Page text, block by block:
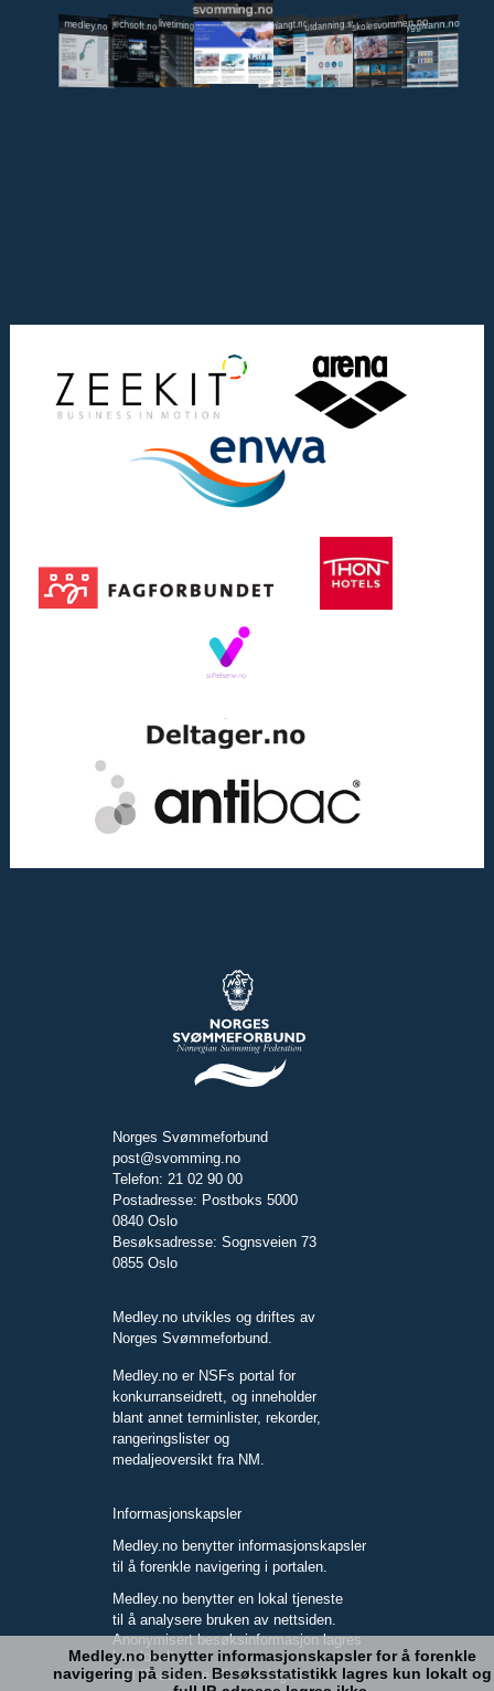
medley.no jechsoft.nolivetiming.medley.no
svomming.no
svomlangt.noutdanning.svomming.no
skolesvommen.notryggivann.no
Norges Svømmeforbund
post@svomming.no
Telefon: 21 02 90 00
Postadresse: Postboks 5000
0840 Oslo
Besøksadresse: Sognsveien 73
0855 Oslo
Medley.no utvikles og driftes av
Norges Svømmeforbund.
Medley.no er NSFs portal for
konkurranseidrett, og inneholder
blant annet terminlister, rekorder,
rangeringslister og
medaljeoversikt fra NM.
Informasjonskapsler
Medley.no benytter informasjonskapsler
til å forenkle navigering i portalen.
Medley.no benytter en lokal tjeneste
til å analysere bruken av nettsiden.
Anonymisert besøksinformasjon lagres
kun lokalt.
Full IP-adresse blir ikke lagret.
Medley.no benytter informasjonskapsler for å forenkle
navigering på siden. Besøksstatistikk lagres kun lokalt og